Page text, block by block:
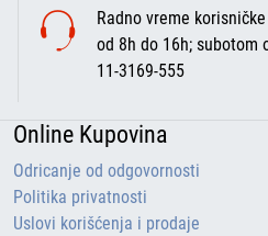
Radno vreme
od 8h do 16h; subotom
11-3169-555
Online Kupovina
Odricanje od odgovornosti
Politika privatnosti
Uslovi korišćenja i prodaje